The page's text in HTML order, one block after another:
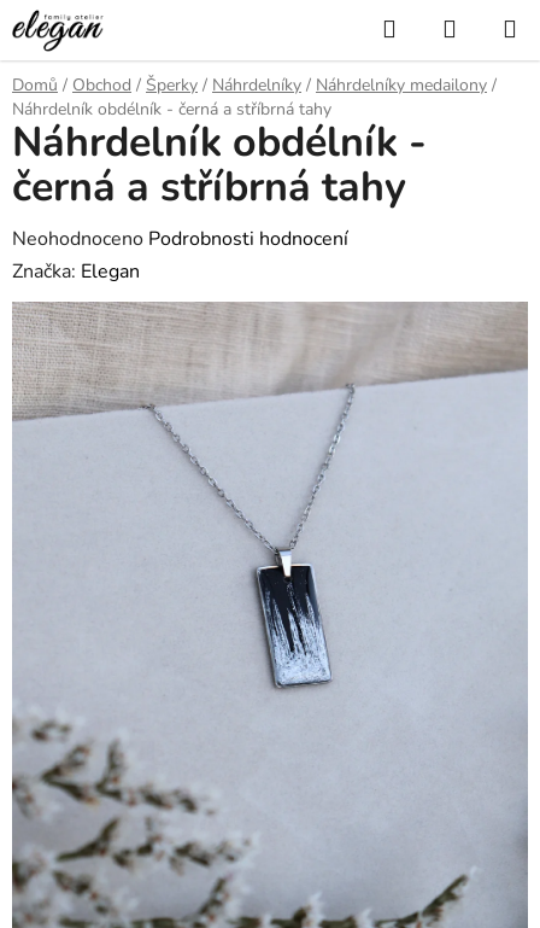
Přejít
na
obsah
Hledat
KOŠÍK
Domů / Obchod / Šperky / Náhrdelníky / Náhrdelníky medailony /
Náhrdelník obdélník - černá a stříbrná tahy
Náhrdelník obdélník -
černá a stříbrná tahy
Průměrné
hodnocení
produktu
je
0,0
z
Neohodnoceno Podrobnosti hodnocení
Značka: Elegan